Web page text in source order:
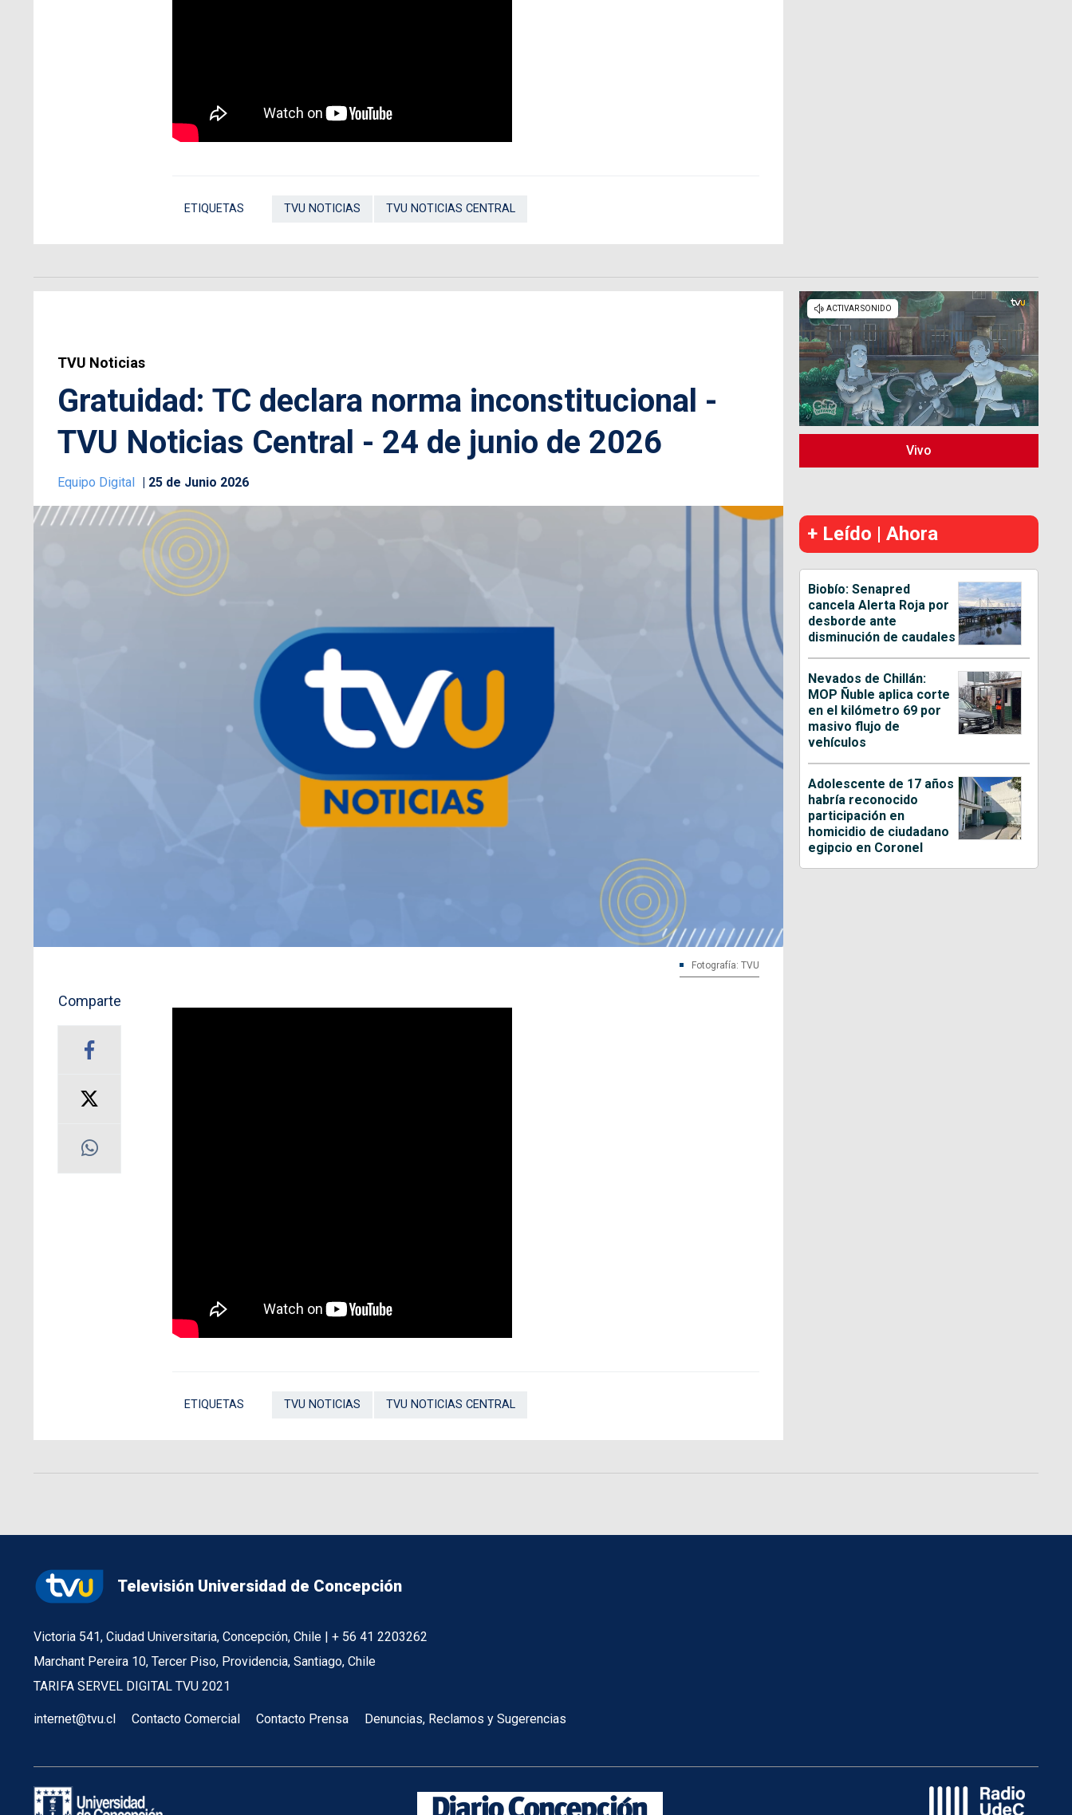
ETIQUETAS TVU NOTICIAS TVU NOTICIAS CENTRAL
TVU Noticias
Gratuidad: TC declara norma inconstitucional -
TVU Noticias Central - 24 de junio de 2026
Equipo Digital 25 de Junio 2026
Fotografía: TVU
Comparte
ETIQUETAS TVU NOTICIAS TVU NOTICIAS CENTRAL
Vivo
+ Leído | Ahora
Biobío: Senapred
cancela Alerta Roja por
desborde ante
disminución de caudales
Nevados de Chillán:
MOP Ñuble aplica corte
en el kilómetro 69 por
masivo flujo de
vehículos
Adolescente de 17 años
habría reconocido
participación en
homicidio de ciudadano
egipcio en Coronel
Televisión Universidad de Concepción
Victoria 541, Ciudad Universitaria, Concepción, Chile | + 56 41 2203262
Marchant Pereira 10, Tercer Piso, Providencia, Santiago, Chile
TARIFA SERVEL DIGITAL TVU 2021
internet@tvu.cl Contacto Comercial Contacto Prensa Denuncias, Reclamos y Sugerencias